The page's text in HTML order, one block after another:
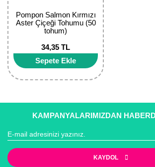
Pompon Salmon Kırmızı
Aster Çiçeği Tohumu (50
tohum)
34,35 TL
Sepete Ekle
KAMPANYALARIMIZDAN
KAYDOL